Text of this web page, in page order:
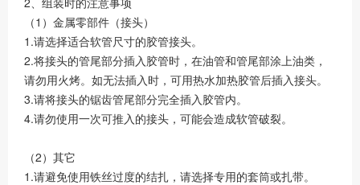
（1）金属零部件（接头）
1.请选择适合软管尺寸的胶管接头。
2.将接头的管尾部分插入胶管时，在油管和管尾部涂上油类，
请勿用火烤。如无法插入时，可用热水加热胶管后插入接头。
3.请将接头的锯齿管尾部分完全插入胶管内。
4.请勿使用一次可推入的接头，可能会造成软管破裂。
（2）其它
1.请避免使用铁丝过度的结扎，请选择专用的套筒或扎带。